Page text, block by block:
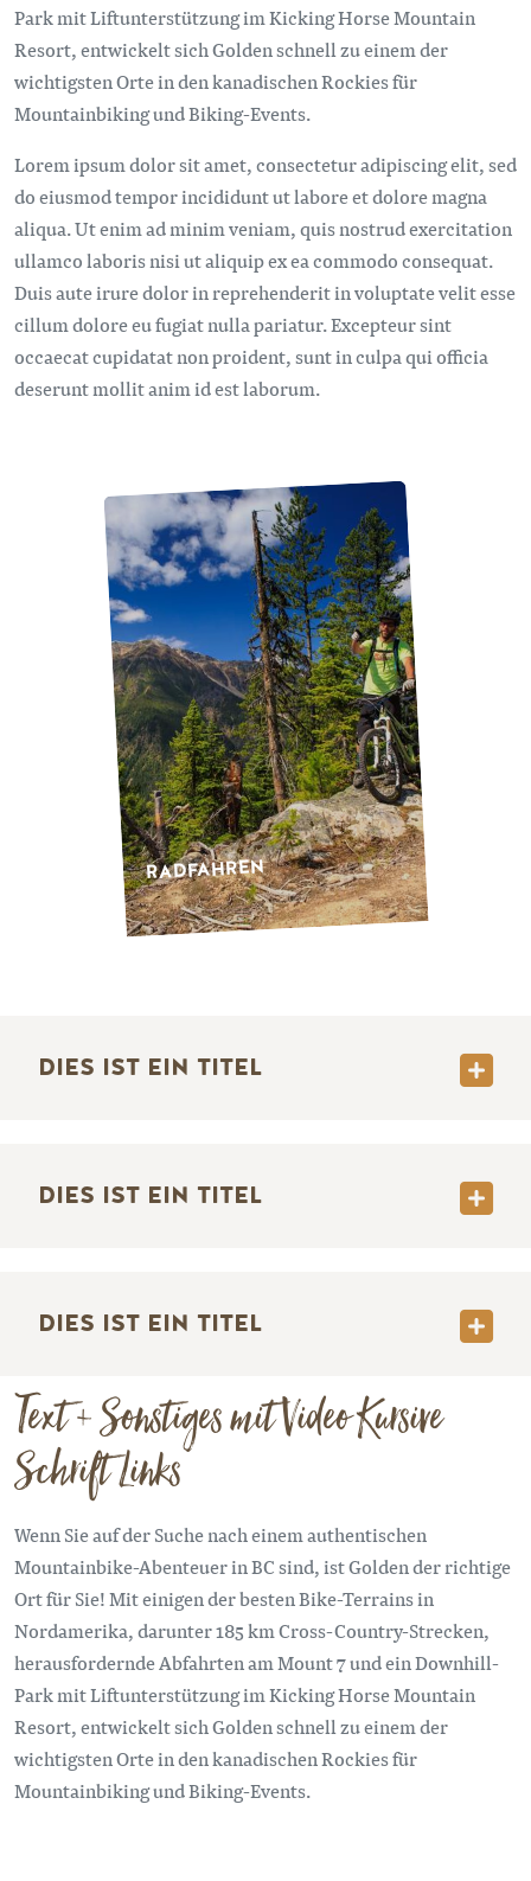
Park mit Liftunterstützung im Kicking Horse Mountain
Resort, entwickelt sich Golden schnell zu einem der
wichtigsten Orte in den kanadischen Rockies für
Mountainbiking und Biking-Events.
Lorem ipsum dolor sit amet, consectetur adipiscing elit, sed
do eiusmod tempor incididunt ut labore et dolore magna
aliqua. Ut enim ad minim veniam, quis nostrud exercitation
ullamco laboris nisi ut aliquip ex ea commodo consequat.
Duis aute irure dolor in reprehenderit in voluptate velit esse
cillum dolore eu fugiat nulla pariatur. Excepteur sint
occaecat cupidatat non proident, sunt in culpa qui officia
deserunt mollit anim id est laborum.
RADFAHREN
DIES IST EIN TITEL
DIES IST EIN TITEL
DIES IST EIN TITEL
Text + Sonstiges mit Video Kursive
Schrift Links
Wenn Sie auf der Suche nach einem authentischen
Mountainbike-Abenteuer in BC sind, ist Golden der richtige
Ort für Sie! Mit einigen der besten Bike-Terrains in
Nordamerika, darunter 185 km Cross-Country-Strecken,
herausfordernde Abfahrten am Mount 7 und ein Downhill-
Park mit Liftunterstützung im Kicking Horse Mountain
Resort, entwickelt sich Golden schnell zu einem der
wichtigsten Orte in den kanadischen Rockies für
Mountainbiking und Biking-Events.